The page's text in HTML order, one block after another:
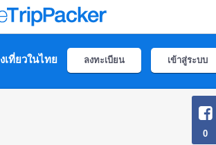
ที่ยวในไทย ลงทะเบียน เข้าสู่ระบบ
0